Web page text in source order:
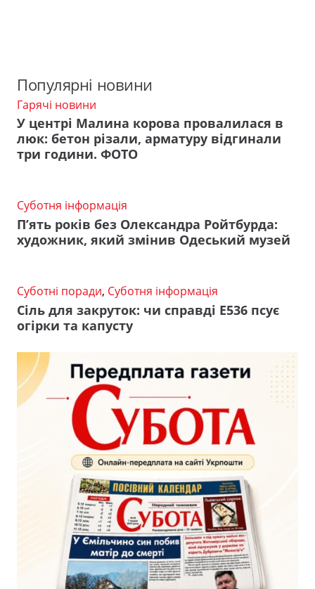
Популярні новини
Гарячі новини
У центрі Малина корова провалилася в
люк: бетон різали, арматуру відгинали
три години. ФОТО
Суботня інформація
П’ять років без Олександра Ройтбурда:
художник, який змінив Одеський музей
Суботні поради, Суботня інформація
Сіль для закруток: чи справді Е536 псує
огірки та капусту